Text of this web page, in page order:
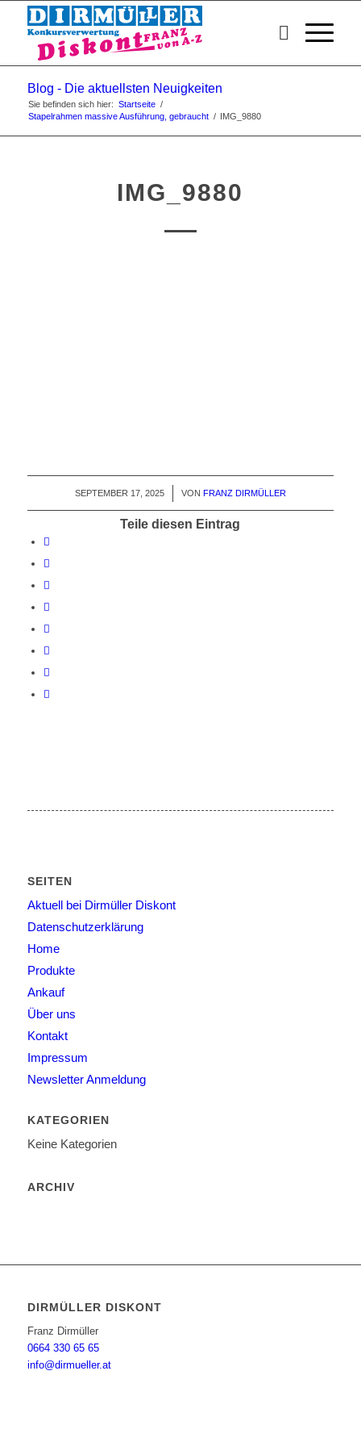
Blog - Die aktuellsten Neuigkeiten
Sie befinden sich hier: Startseite /
Stapelrahmen massive Ausführung, gebraucht / IMG_9880
IMG_9880
SEPTEMBER 17, 2025
/ VON FRANZ DIRMÜLLER
Teile diesen Eintrag
SEITEN
Aktuell bei Dirmüller Diskont
Datenschutzerklärung
Home
Produkte
Ankauf
Über uns
Kontakt
Impressum
Newsletter Anmeldung
KATEGORIEN
Keine Kategorien
ARCHIV
DIRMÜLLER DISKONT
Franz Dirmüller
0664 330 65 65
info@dirmueller.at